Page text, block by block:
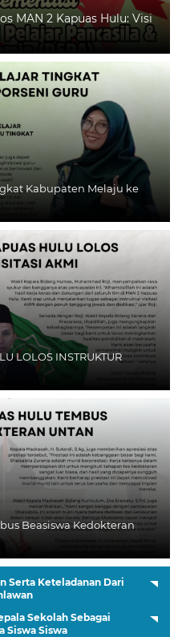
MAN 2 Kapuas Hulu: Visi
Kabupaten Melaju ke
LOLOS INSTRUKTUR
Beasiswa Kedokteran
Serta Keteladanan Dari
Sekolah Sebagai
Siswa Siswa